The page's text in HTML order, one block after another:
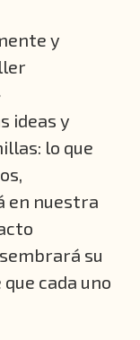
y
ideas y
lo que
en nuestra
su
cada uno